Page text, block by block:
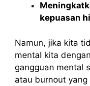
kepuasan
Namun, jika kita
mental kita
gangguan mental
atau burnout